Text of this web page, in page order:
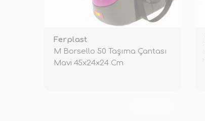
Ferplast
M Borsello 50 Taşıma Çantası
Mavi 45x24x24 Cm